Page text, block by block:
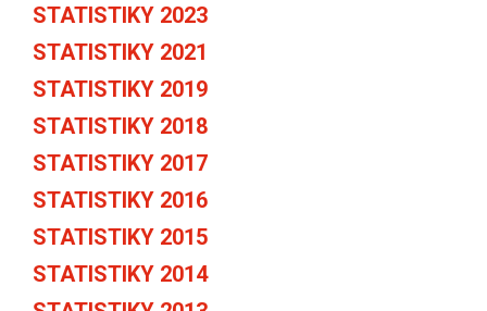
STATISTIKY 2023
STATISTIKY 2021
STATISTIKY 2019
STATISTIKY 2018
STATISTIKY 2017
STATISTIKY 2016
STATISTIKY 2015
STATISTIKY 2014